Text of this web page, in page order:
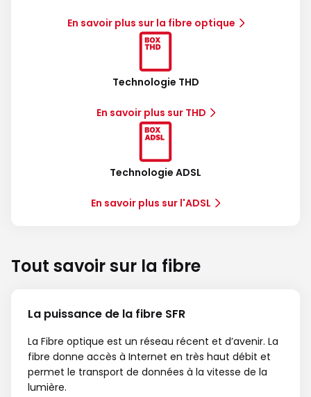
En savoir plus sur la fibre optique
Technologie THD
En savoir plus sur THD
Technologie ADSL
En savoir plus sur l'ADSL
Tout savoir sur la fibre
La puissance de la fibre SFR
La Fibre optique est un réseau récent et d’avenir. La
fibre donne accès à Internet en très haut débit et
permet le transport de données à la vitesse de la
lumière.